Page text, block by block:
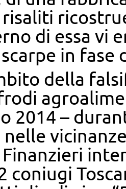
risaliti
di essa vi
in fase
della
2014 –
nelle
Finanzieri
coniugi